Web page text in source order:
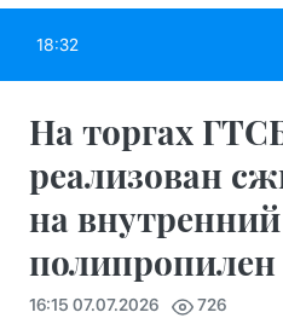
18:32
На торгах
реализован
на
полипропилен
16:15 07.07.2026 726